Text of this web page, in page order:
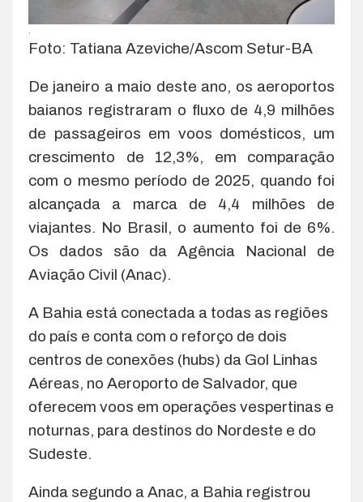
Foto: Tatiana Azeviche/Ascom Setur-BA
De janeiro a maio deste ano, os aeroportos
baianos registraram o fluxo de 4,9 milhões
de passageiros em voos domésticos, um
crescimento de 12,3%, em comparação
com o mesmo período de 2025, quando foi
alcançada a marca de 4,4 milhões de
viajantes. No Brasil, o aumento foi de 6%.
Os dados são da Agência Nacional de
Aviação Civil (Anac).
A Bahia está conectada a todas as regiões
do país e conta com o reforço de dois
centros de conexões (hubs) da Gol Linhas
Aéreas, no Aeroporto de Salvador, que
oferecem voos em operações vespertinas e
noturnas, para destinos do Nordeste e do
Sudeste.
Ainda segundo a Anac, a Bahia registrou